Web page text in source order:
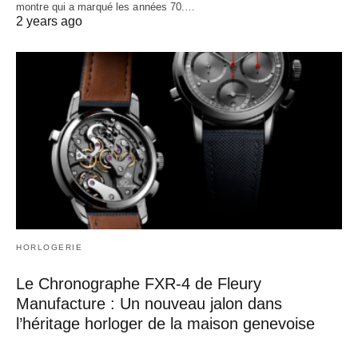
montre qui a marqué les années 70.…
2 years ago
HORLOGERIE
Le Chronographe FXR-4 de Fleury
Manufacture : Un nouveau jalon dans
l’héritage horloger de la maison genevoise